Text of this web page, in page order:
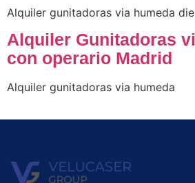
Alquiler gunitadoras via humeda
Alquiler Gunitadoras
con operario Madrid
Alquiler gunitadoras via humeda